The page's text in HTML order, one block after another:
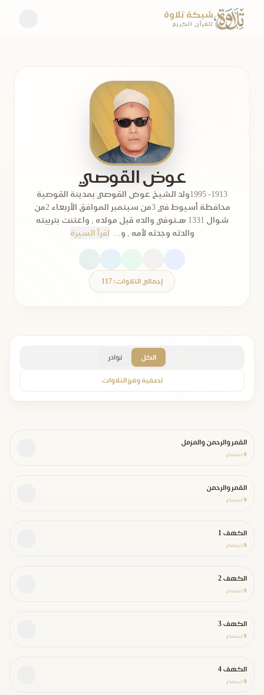
شبكة تلاوة
للقرآن الكريم
عوض القوصي
1913- 1995ولد الشيخ عوض القوصي بمدينة القوصية
محافظة أسيوط في 3من سبتمبر الموافق الأربعاء 2من
شوال 1331 هـتوفي والده قبل مولده , واعتنت بتربيته
والدته وجدته لأمه , و...
اقرأ السيرة
إجمالي التلاوات: 117
الكل نوادر
تصفية وفرز التلاوات
القمر والرحمن والمزمل
0 استماع
القمر والرحمن
0 استماع
الكهف 1
0 استماع
الكهف 2
0 استماع
الكهف 3
0 استماع
الكهف 4
0 استماع